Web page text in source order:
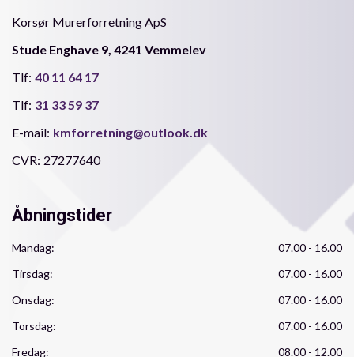
Korsør Murerforretning ApS
Stude Enghave 9, 4241 Vemmelev
Tlf: 40 11 64 17
Tlf: 31 33 59 37
E-mail: kmforretning@outlook.dk
CVR: 27277640
Åbningstider
Mandag:
07.00 - 16.00
Tirsdag:
07.00 - 16.00
Onsdag:
07.00 - 16.00
Torsdag:
07.00 - 16.00
Fredag:
08.00 - 12.00